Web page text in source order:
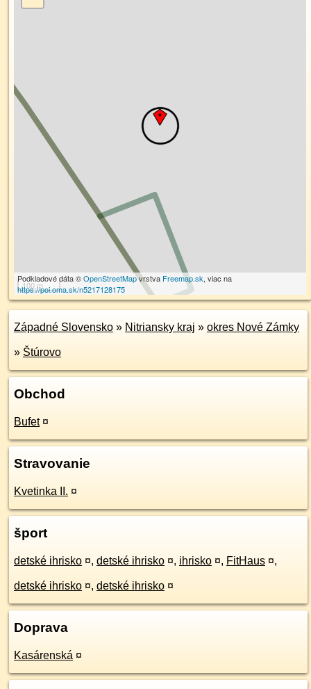
100 m
Podkladové dáta ©OpenStreetMapvrstva Freemap.sk, viac na
https://poi.oma.sk/n5217128175
Západné Slovensko » Nitriansky kraj » okres Nové Zámky
» Štúrovo
Obchod
Bufet ¤
Stravovanie
Kvetinka II. ¤
šport
detské ihrisko ¤, detské ihrisko ¤, ihrisko ¤, FitHaus ¤,
detské ihrisko ¤, detské ihrisko ¤
Doprava
Kasárenská ¤